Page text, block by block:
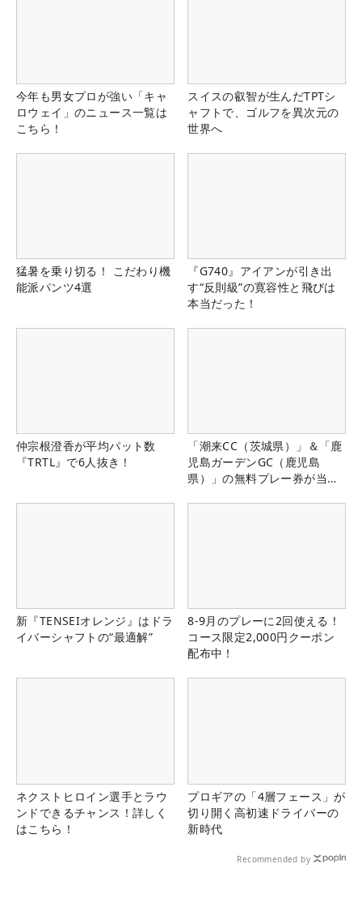
今年も男女プロが強い「キャ
ロウェイ」のニュース一覧は
こちら！
スイスの叡智が生んだTPTシ
ャフトで、ゴルフを異次元の
世界へ
猛暑を乗り切る！ こだわり機
能派パンツ4選
『G740』アイアンが引き出
す“反則級”の寛容性と飛びは
本当だった！
仲宗根澄香が平均パット数
『TRTL』で6人抜き！
「潮来CC（茨城県）」＆「鹿
児島ガーデンGC（鹿児島
県）」の無料プレー券が当た
新『TENSEIオレンジ』はドラ
イバーシャフトの“最適解”
8-9月のプレーに2回使える！
コース限定2,000円クーポン
配布中！
ネクストヒロイン選手とラウ
ンドできるチャンス！詳しく
はこちら！
プロギアの「4層フェース」が
切り開く高初速ドライバーの
新時代
Recommended by